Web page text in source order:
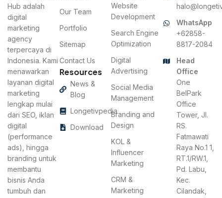
Hub adalah
digital
marketing
agency
terpercaya di
Indonesia. Kami
menawarkan
layanan digital
marketing
lengkap mulai
dari SEO, iklan
digital
(performance
ads), hingga
branding untuk
membantu
bisnis Anda
tumbuh dan
Our Team
Portfolio
Sitemap
Contact Us
Resources
News &
Blog
Longetivpedia
Download
Website
Development
Search Engine
Optimization
Digital
Advertising
Social Media
Management
Branding and
Design
KOL &
Influencer
Marketing
CRM &
Marketing
WhatsApp
+62858-
8817-2084
Head
Office
One
BelPark
Office
Tower, Jl.
RS.
Fatmawati
Raya No.1 1,
RT.1/RW.1,
Pd. Labu,
Kec.
Cilandak,